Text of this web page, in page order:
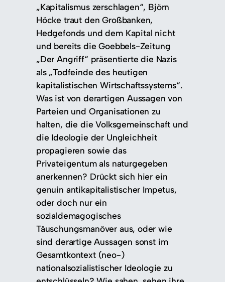
„Kapitalismus zerschlagen“, Björn
Höcke traut den Großbanken,
Hedgefonds und dem Kapital nicht
und bereits die Goebbels-Zeitung
„Der Angriff“ präsentierte die Nazis
als „Todfeinde des heutigen
kapitalistischen Wirtschaftssystems“.
Was ist von derartigen Aussagen von
Parteien und Organisationen zu
halten, die die Volksgemeinschaft und
die Ideologie der Ungleichheit
propagieren sowie das
Privateigentum als naturgegeben
anerkennen? Drückt sich hier ein
genuin antikapitalistischer Impetus,
oder doch nur ein
sozialdemagogisches
Täuschungsmanöver aus, oder wie
sind derartige Aussagen sonst im
Gesamtkontext (neo-)
nationalsozialistischer Ideologie zu